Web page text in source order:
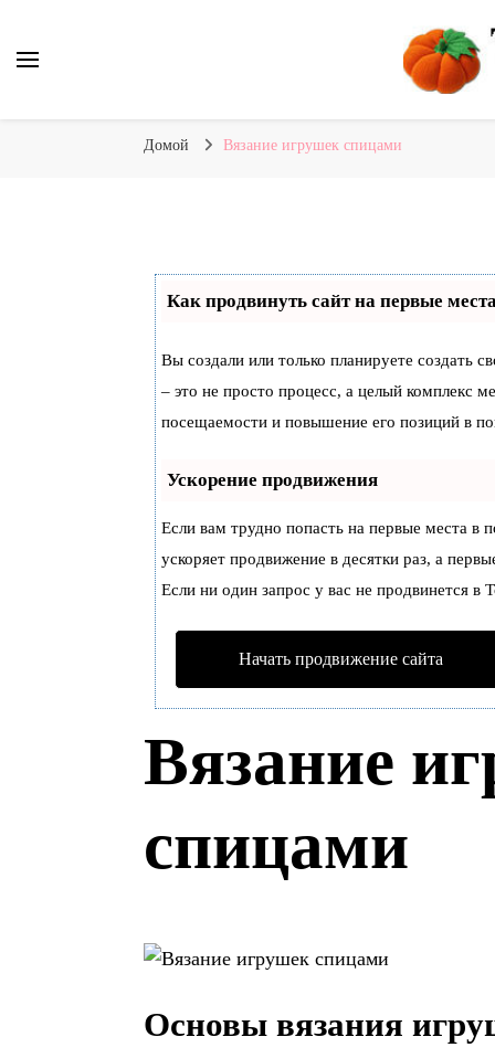
Тыква: Вяжем игрушки
Домой Вязание игрушек спицами
Как продвинуть сайт на первые
Вы создали или только планируете создать
– это не просто процесс, а целый комплекс
посещаемости и повышение его позиций в
Ускорение продвижения
Если вам трудно попасть на первые места в
ускоряет продвижение в десятки раз, а
Если ни один запрос у вас не продвинется в
Начать продвижение сайта
Вязание
спицами
Основы вязания